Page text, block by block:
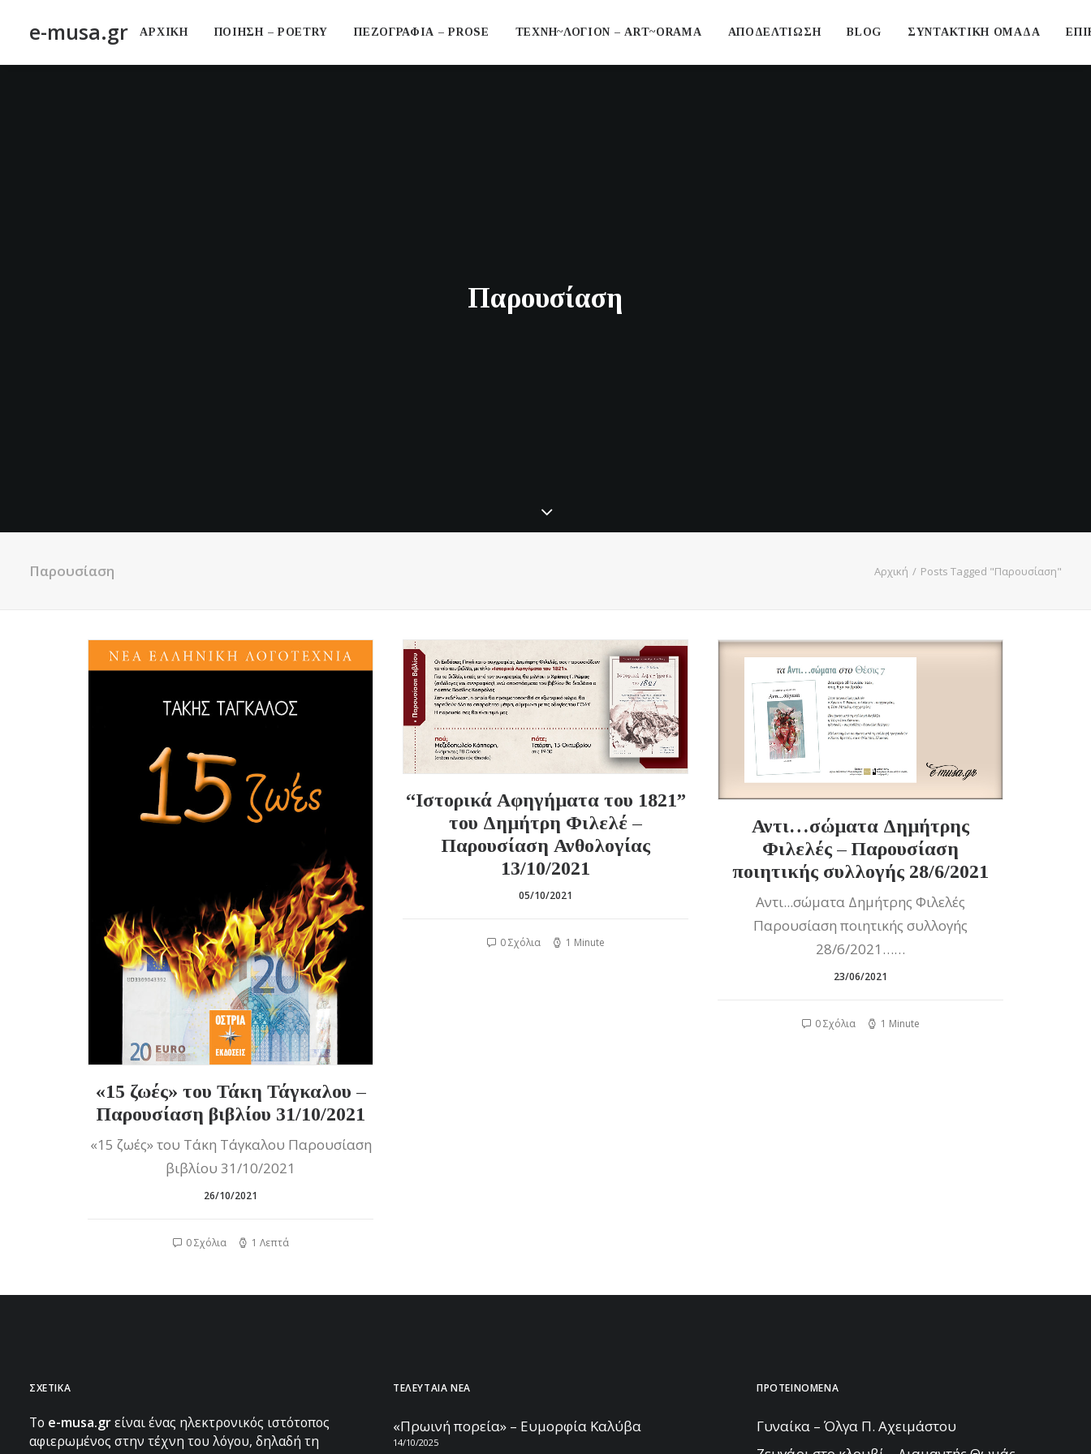
e-musa.gr ΑΡΧΙΚΗ ΠΟΙΗΣΗ – POETRY ΠΕΖΟΓΡΑΦΙΑ – PROSE ΤΕΧΝΗ~ΛΟΓΙΟΝ – ART~ORAMA ΑΠΟΔΕΛΤΙΩΣΗ BLOG ΣΥΝΤΑΚΤΙΚΗ ΟΜΑΔΑ
Παρουσίαση
Παρουσίαση Αρχική Posts Tagged "Παρουσίαση"
«15 ζωές» του Τάκη Τάγκαλου –
Παρουσίαση βιβλίου 31/10/2021
«15 ζωές» του Τάκη Τάγκαλου Παρουσίαση
βιβλίου 31/10/2021
26/10/2021
0 Σχόλια 1 Λεπτά
“Ιστορικά Αφηγήματα του 1821”
του Δημήτρη Φιλελέ –
Παρουσίαση Ανθολογίας
13/10/2021
05/10/2021
0 Σχόλια 1 Minute
Αντι…σώματα Δημήτρης
Φιλελές – Παρουσίαση
ποιητικής συλλογής 28/6/2021
Αντι...σώματα Δημήτρης Φιλελές
Παρουσίαση ποιητικής συλλογής
28/6/2021……
23/06/2021
0 Σχόλια 1 Minute
ΣΧΕΤΙΚΑ
To e-musa.grείναι ένας ηλεκτρονικός ιστότοπος
αφιερωμένος στην τέχνη του λόγου, δηλαδή τη
ΤΕΛΕΥΤΑΙΑ ΝΕΑ
«Πρωινή πορεία» – Ευμορφία Καλύβα
14/10/2025
ΠΡΟΤΕΙΝΟΜΕΝΑ
Γυναίκα – Όλγα Π. Αχειμάστου